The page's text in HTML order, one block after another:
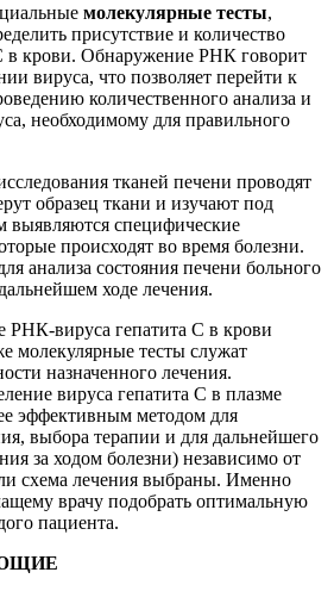
молекулярные тесты,
присутствие и количество
в крови. Обнаружение РНК говорит
вируса, что позволяет перейти к
количественного анализа и
необходимому для правильного
тканей печени проводят
образец ткани и изучают под
выявляются специфические
происходят во время болезни.
анализа состояния печени больного
ходе лечения.
РНК-вируса гепатита С в крови
молекулярные тесты служат
назначенного лечения.
вируса гепатита С в плазме
эффективным методом для
выбора терапии и для дальнейшего
за ходом болезни) независимо от
схема лечения выбраны. Именно
врачу подобрать оптимальную
пациента.